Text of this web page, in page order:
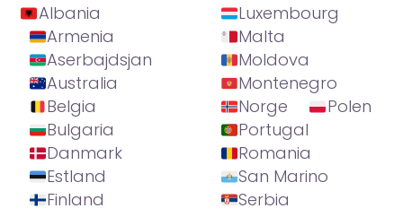
Albania
Armenia
Aserbajdsjan
Australia
Belgia
Bulgaria
Danmark
Estland
Finland
Luxembourg
Malta
Moldova
Montenegro
Norge
Polen
Portugal
Romania
San Marino
Serbia